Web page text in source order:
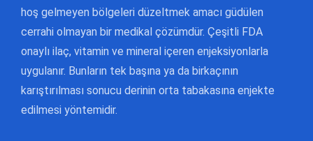
hoş gelmeyen bölgeleri düzeltmek amacı güdülen
cerrahi olmayan bir medikal çözümdür. Çeşitli FDA
onaylı ilaç, vitamin ve mineral içeren enjeksiyonlarla
uygulanır. Bunların tek başına ya da birkaçının
karıştırılması sonucu derinin orta tabakasına enjekte
edilmesi yöntemidir.